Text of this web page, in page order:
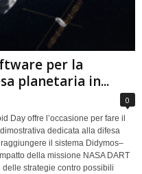
per la
planetaria in...
0
Day offre l’occasione per fare il
dedicata alla difesa
il sistema Didymos–
della missione NASA DART
strategie contro possibili